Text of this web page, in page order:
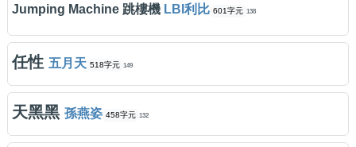
Jumping Machine 跳樓機 LBI利比 601字元 138
任性 五月天 518字元 149
天黑黑 孫燕姿 458字元 132